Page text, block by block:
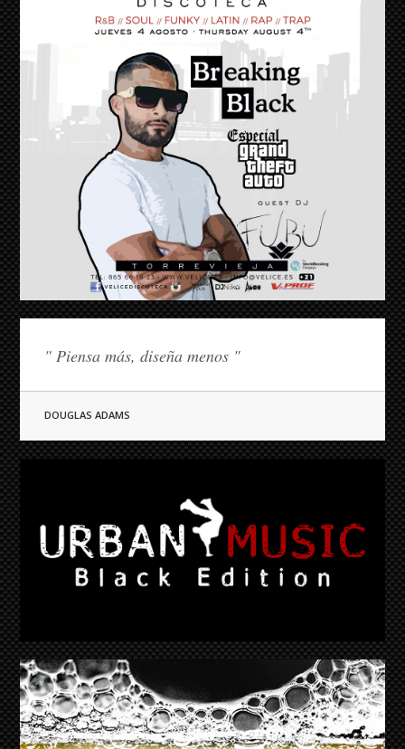
" Piensa más, diseña menos "
DOUGLAS ADAMS